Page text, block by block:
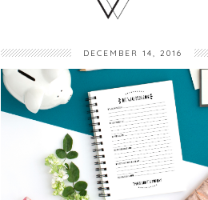
DECEMBER 14, 2016